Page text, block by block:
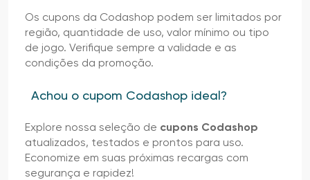
Os cupons da Codashop podem ser limitados por
região, quantidade de uso, valor mínimo ou tipo
de jogo. Verifique sempre a validade e as
condições da promoção.
Achou o cupom Codashop ideal?
Explore nossa seleção de cupons Codashop
atualizados, testados e prontos para uso.
Economize em suas próximas recargas com
segurança e rapidez!